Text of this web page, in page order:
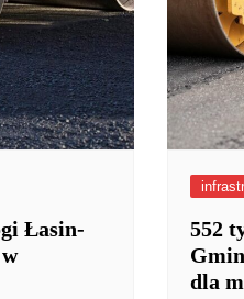
Łasin-
552
dla